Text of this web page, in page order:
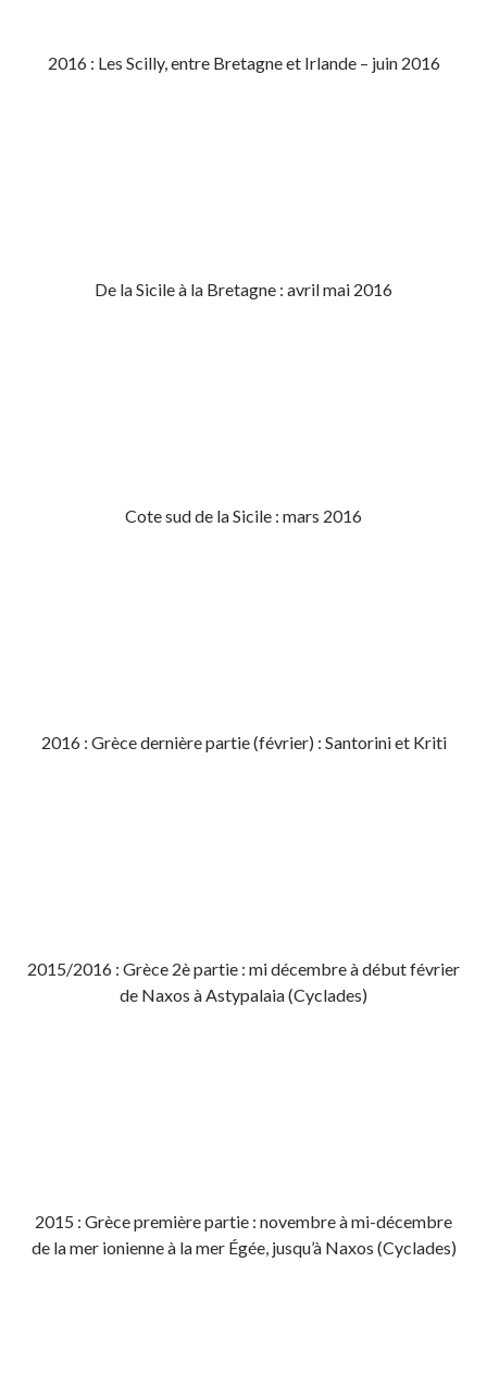
2016 : Les Scilly, entre Bretagne et Irlande – juin 2016
De la Sicile à la Bretagne : avril mai 2016
Cote sud de la Sicile : mars 2016
2016 : Grèce dernière partie (février) : Santorini et Kriti
2015/2016 : Grèce 2è partie : mi décembre à début février
de Naxos à Astypalaia (Cyclades)
2015 : Grèce première partie : novembre à mi-décembre
de la mer ionienne à la mer Égée, jusqu’à Naxos (Cyclades)